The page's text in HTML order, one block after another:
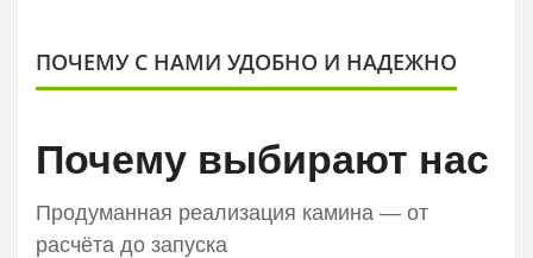
ПОЧЕМУ С НАМИ УДОБНО И НАДЕЖНО
Почему выбирают нас
Продуманная реализация камина — от
расчёта до запуска